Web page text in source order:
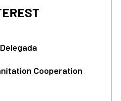
Cooperation